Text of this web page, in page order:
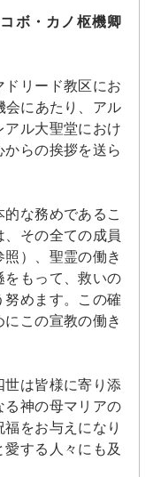
ボ・カノ枢機卿
リード教区にお
会にあたり、アル
ル大聖堂におけ
らの挨拶を送ら
な務めであるこ
その全ての成員
）、聖霊の働き
をもって、救いの
めます。この確
この宣教の働き
世は皆様に寄り添
る神の母マリアの
をお与えになり
する人々にも及